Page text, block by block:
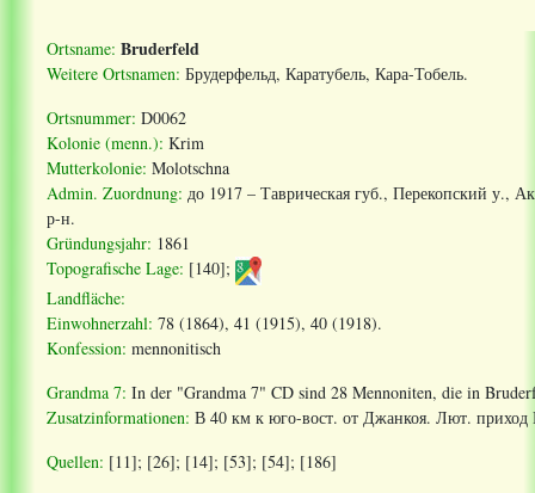
Ortsname: Bruderfeld
Weitere Ortsnamen: Брудерфельд, Каратубель, Кара-Тобель.
Ortsnummer: D0062
Kolonie (menn.): Krim
Mutterkolonie: Molotschna
Admin. Zuordnung: до 1917 – Таврическая губ., Перекопский у.,
р-н.
Gründungsjahr: 1861
Topografische Lage: [140];
Landfläche:
Einwohnerzahl: 78 (1864), 41 (1915), 40 (1918).
Konfession: mennonitisch
Grandma 7: In der "Grandma 7" CD sind 28 Mennoniten, die in
Zusatzinformationen: В 40 км к юго-вост. от Джанкоя. Лют. приход
Quellen: [11]; [26]; [14]; [53]; [54]; [186]